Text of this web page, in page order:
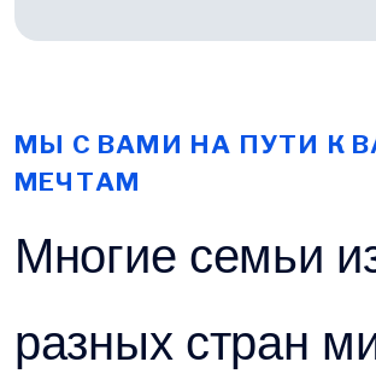
МЫ С ВАМИ НА ПУТИ К
МЕЧТАМ
Многие семьи
разных стран